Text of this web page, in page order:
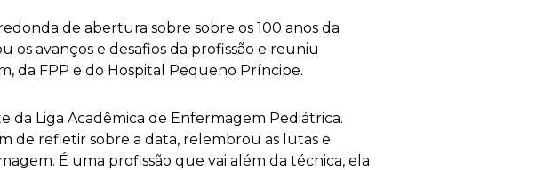
de abertura sobre sobre os 100 anos da
os avanços e desafios da profissão e reuniu
da FPP e do Hospital Pequeno Príncipe.
da Liga Acadêmica de Enfermagem Pediátrica.
de refletir sobre a data, relembrou as lutas e
É uma profissão que vai além da técnica, ela